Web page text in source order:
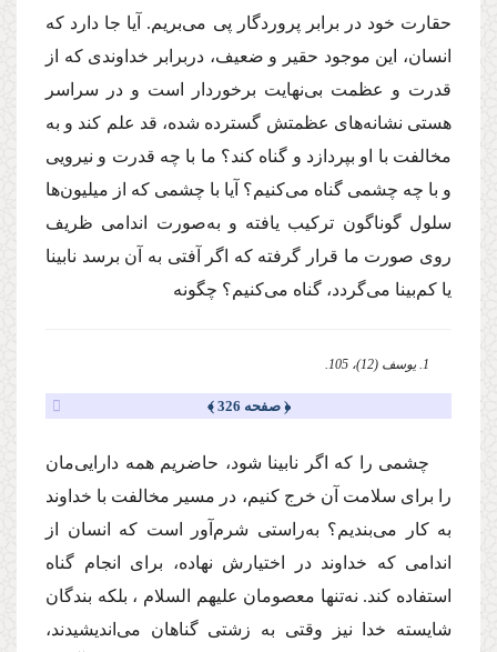
حقارت خود در برابر پروردگار پی ‌می‌بریم. آیا جا دارد كه
انسان، این موجود حقیر و ضعیف، دربرابر خداوندی كه از
قدرت و عظمت بی‌نهایت برخوردار است و در سراسر
هستی نشانه‌های عظمتش گسترده شده، قد علم كند و به
مخالفت با او بپردازد و گناه كند؟ ما با چه قدرت و نیرویی
و با چه چشمی گناه می‌كنیم؟ آیا با چشمی كه از میلیون‌ها
سلول گوناگون تركیب یافته و به‌صورت اندامی ظریف
روی صورت ما قرار گرفته كه اگر آفتی به آن برسد نابینا
یا كم‌بینا می‌گردد، گناه می‌كنیم؟ چگونه
1. یوسف (12)، 105.
﴿ صفحه 326 ﴾
چشمی را كه اگر نابینا شود، حاضریم همه دارایی‌مان
را برای سلامت آن خرج كنیم، در مسیر مخالفت با خداوند
به كار می‌بندیم؟ به‌راستی شرم‌آور است كه انسان از
اندامی كه خداوند در اختیارش نهاده، برای انجام گناه
استفاده كند. نه‌تنها معصومان علیهم السلام ، بلكه بندگان
شایسته خدا نیز وقتی به زشتی گناهان می‌اندیشیدند،